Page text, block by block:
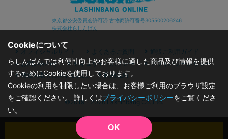
カートに入れる
東京都公安委員会許可済 古物商許可番号305500206246
株式会社らしんばん
オフィシャルサイト よくあるご質問
通販ご利用ガイド
お問い合わせ
セキュリティポリシー
プライバシーポリシー
特定商取引に関する表記
利用規約
©2019 - 2026 Lashinbang Co.,Ltd.
Cookieについて
らしんばんでは利便性向上やお客様に適した商品及び情報を提供
するためにCookieを使用しております。
Cookieの利用を制限したい場合は、お客様ご利用のブラウザ設定
をご確認ください。 詳しくはプライバシーポリシーをご覧くださ
い。
OK